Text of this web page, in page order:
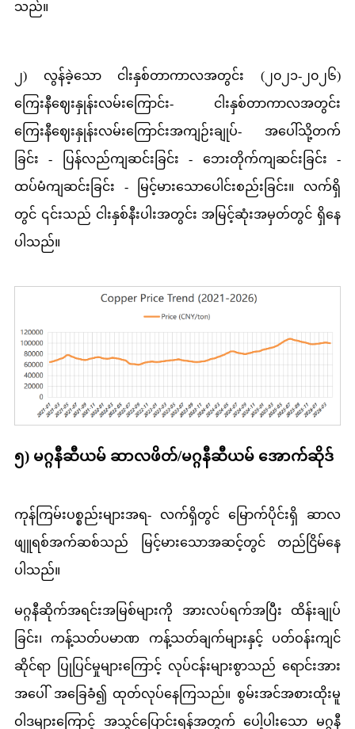
သည်။
၂) လွန်ခဲ့သော ငါးနှစ်တာကာလအတွင်း (၂၀၂၁-၂၀၂၆)
ကြေးနီဈေးနှုန်းလမ်းကြောင်း- ငါးနှစ်တာကာလအတွင်း
ကြေးနီဈေးနှုန်းလမ်းကြောင်းအကျဉ်းချုပ်- အပေါ်သို့တက်
ခြင်း - ပြန်လည်ကျဆင်းခြင်း - ဘေးတိုက်ကျဆင်းခြင်း -
ထပ်မံကျဆင်းခြင်း - မြင့်မားသောပေါင်းစည်းခြင်း။ လက်ရှိ
တွင် ၎င်းသည် ငါးနှစ်နီးပါးအတွင်း အမြင့်ဆုံးအမှတ်တွင် ရှိနေ
ပါသည်။
၅) မဂ္ဂနီဆီယမ် ဆာလဖိတ်/မဂ္ဂနီဆီယမ် အောက်ဆိုဒ်
ကုန်ကြမ်းပစ္စည်းများအရ- လက်ရှိတွင် မြောက်ပိုင်းရှိ ဆာလ
ဖျူရစ်အက်ဆစ်သည် မြင့်မားသောအဆင့်တွင် တည်ငြိမ်နေ
ပါသည်။
မဂ္ဂနီဆိုက်အရင်းအမြစ်များကို အားလပ်ရက်အပြီး ထိန်းချုပ်
ခြင်း၊ ကန့်သတ်ပမာဏ ကန့်သတ်ချက်များနှင့် ပတ်ဝန်းကျင်
ဆိုင်ရာ ပြုပြင်မှုများကြောင့် လုပ်ငန်းများစွာသည် ရောင်းအား
အပေါ် အခြေခံ၍ ထုတ်လုပ်နေကြသည်။ စွမ်းအင်အစားထိုးမူ
ဝါဒများကြောင့် အသွင်ပြောင်းရန်အတွက် ပေါ့ပါးသော မဂ္ဂနီ